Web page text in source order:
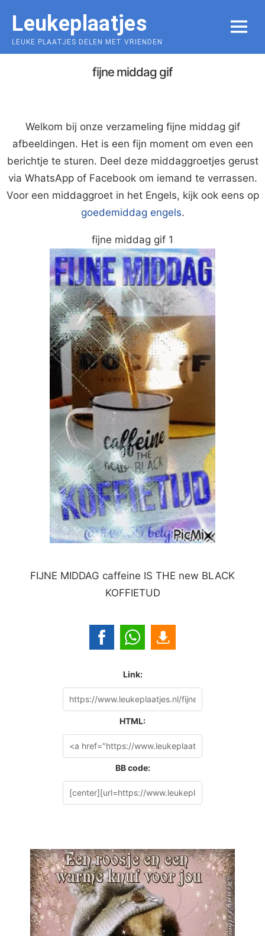
content
Leukeplaatjes
LEUKE PLAATJES DELEN MET VRIENDEN
MENU
fijne middag gif
Welkom bij onze verzameling fijne middag gif
afbeeldingen. Het is een fijn moment om even een
berichtje te sturen. Deel deze middaggroetjes gerust
via WhatsApp of Facebook om iemand te verrassen.
Voor een middaggroet in het Engels, kijk ook eens op
goedemiddag engels.
fijne middag gif 1
FIJNE MIDDAG caffeine IS THE new BLACK
KOFFIETUD
Link:
HTML:
BB code: